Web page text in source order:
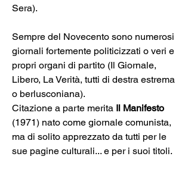
Sera).
Sempre del Novecento sono numerosi
giornali fortemente politicizzati o veri e
propri organi di partito (Il Giornale,
Libero, La Verità, tutti di destra estrema
o berlusconiana).
Citazione a parte merita Il Manifesto
(1971) nato come giornale comunista,
ma di solito apprezzato da tutti per le
sue pagine culturali... e per i suoi titoli.